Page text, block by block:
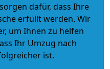
dafür, dass Ihre
erfüllt werden. Wir
um Ihnen zu helfen
Ihr Umzug nach
ist.